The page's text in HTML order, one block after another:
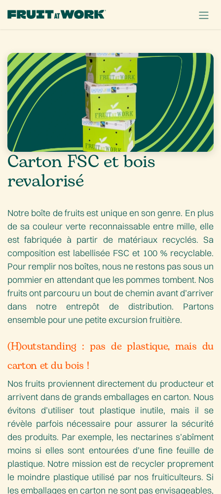
Carton FSC et bois
revalorisé
Notre boîte de fruits est unique en son genre. En plus
de sa couleur verte reconnaissable entre mille, elle
est fabriquée à partir de matériaux recyclés. Sa
composition est labellisée FSC et 100 % recyclable.
Pour remplir nos boîtes, nous ne restons pas sous un
pommier en attendant que les pommes tombent. Nos
fruits ont parcouru un bout de chemin avant d’arriver
dans notre entrepôt de distribution. Partons
ensemble pour une petite excursion fruitière.
(H)outstanding : pas de plastique, mais du
carton et du bois !
Nos fruits proviennent directement du producteur et
arrivent dans de grands emballages en carton. Nous
évitons d’utiliser tout plastique inutile, mais il se
révèle parfois nécessaire pour assurer la sécurité
des produits. Par exemple, les nectarines s’abîment
moins si elles sont entourées d’une fine feuille de
plastique. Notre mission est de recycler proprement
le moindre plastique utilisé par nos fruiticulteurs. Si
les emballages en carton ne sont pas envisageables,